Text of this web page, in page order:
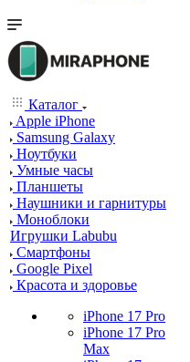
Каталог
Apple iPhone
Samsung Galaxy
Ноутбуки
Умные часы
Планшеты
Наушники и гарнитуры
Моноблоки
Игрушки Labubu
Смартфоны
Google Pixel
Красота и здоровье
iPhone 17 Pro
iPhone 17 Pro
Max